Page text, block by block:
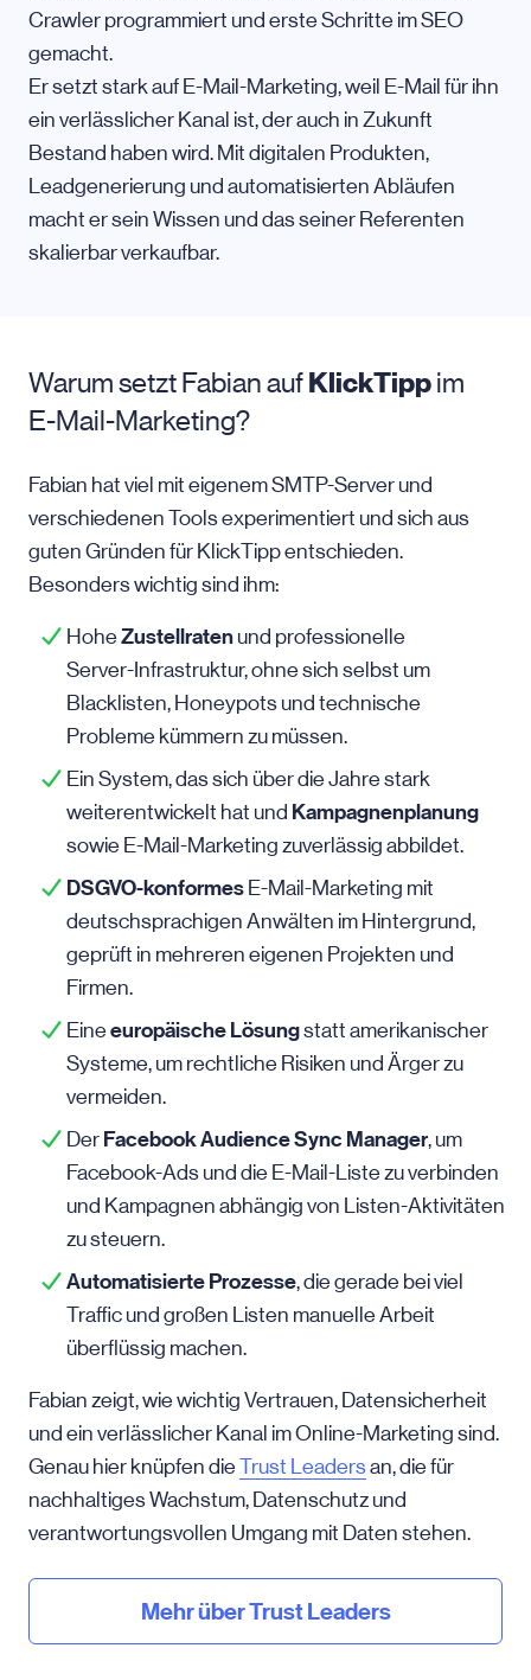
Crawler programmiert und erste Schritte im SEO
gemacht.
Er setzt stark auf E-Mail-Marketing, weil E-Mail für ihn
ein verlässlicher Kanal ist, der auch in Zukunft
Bestand haben wird. Mit digitalen Produkten,
Leadgenerierung und automatisierten Abläufen
macht er sein Wissen und das seiner Referenten
skalierbar verkaufbar.
Warum setzt Fabian aufKlickTippim
E-Mail-Marketing?
Fabian hat viel mit eigenem SMTP-Server und
verschiedenen Tools experimentiert und sich aus
guten Gründen für KlickTipp entschieden.
Besonders wichtig sind ihm:
HoheZustellraten und professionelle
Server-Infrastruktur, ohne sich selbst um
Blacklisten, Honeypots und technische
Probleme kümmern zu müssen.
Ein System, das sich über die Jahre stark
weiterentwickelt hat und Kampagnenplanung
sowie E-Mail-Marketing zuverlässig abbildet.
DSGVO-konformes E-Mail-Marketing mit
deutschsprachigen Anwälten im Hintergrund,
geprüft in mehreren eigenen Projekten und
Firmen.
Eineeuropäische Lösungstatt amerikanischer
Systeme, um rechtliche Risiken und Ärger zu
vermeiden.
Der Facebook Audience Sync Manager, um
Facebook-Ads und die E-Mail-Liste zu verbinden
und Kampagnen abhängig von Listen-Aktivitäten
zu steuern.
Automatisierte Prozesse, die gerade bei viel
Traffic und großen Listen manuelle Arbeit
überflüssig machen.
Fabian zeigt, wie wichtig Vertrauen, Datensicherheit
und ein verlässlicher Kanal im Online-Marketing sind.
Genau hier knüpfen dieTrust Leadersan, die für
nachhaltiges Wachstum, Datenschutz und
verantwortungsvollen Umgang mit Daten stehen.
Mehr über Trust Leaders